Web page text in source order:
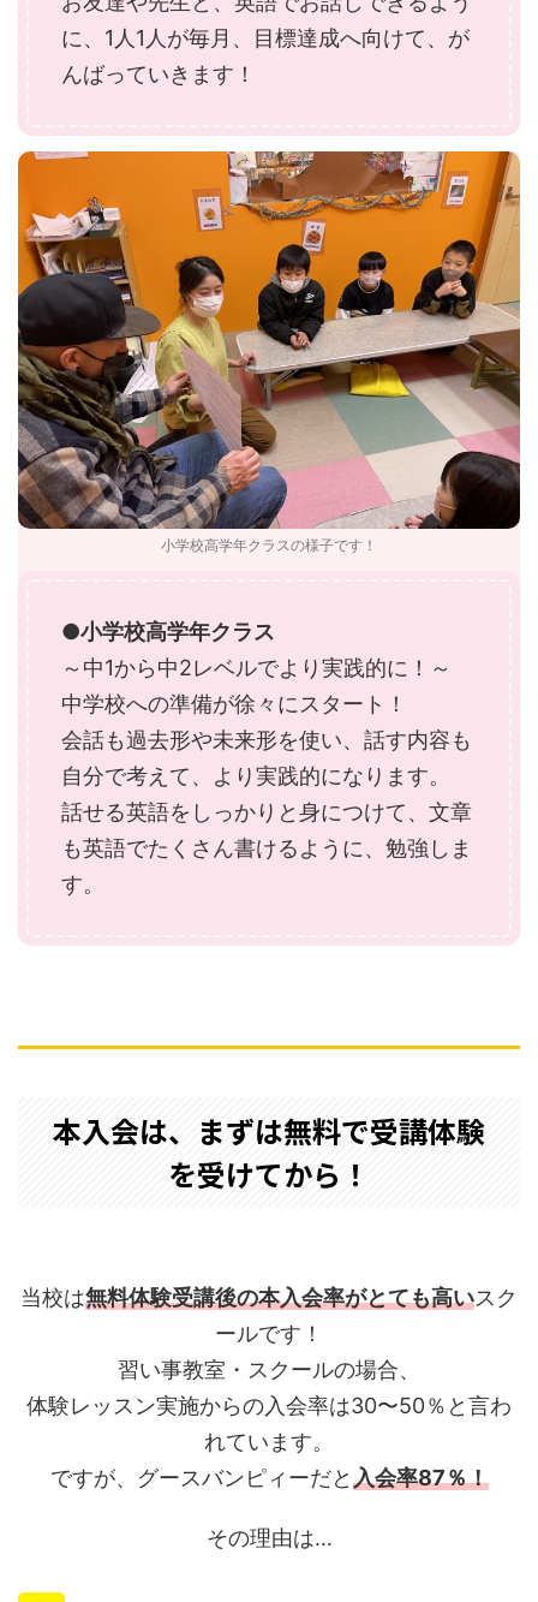
に、1人1人が毎月、目標達成へ向けて、が
んばっていきます！
小学校高学年クラスの様子です！
●小学校高学年クラス
～中1から中2レベルでより実践的に！～
中学校への準備が徐々にスタート！
会話も過去形や未来形を使い、話す内容も
自分で考えて、より実践的になります。
話せる英語をしっかりと身につけて、文章
も英語でたくさん書けるように、勉強しま
す。
本入会は、まずは無料で受講体験
を受けてから！
当校は無料体験受講後の本入会率がとても高いスク
ールです！
習い事教室・スクールの場合、
体験レッスン実施からの入会率は30〜50％と言わ
れています。
ですが、グースバンピィーだと入会率87％！
その理由は…